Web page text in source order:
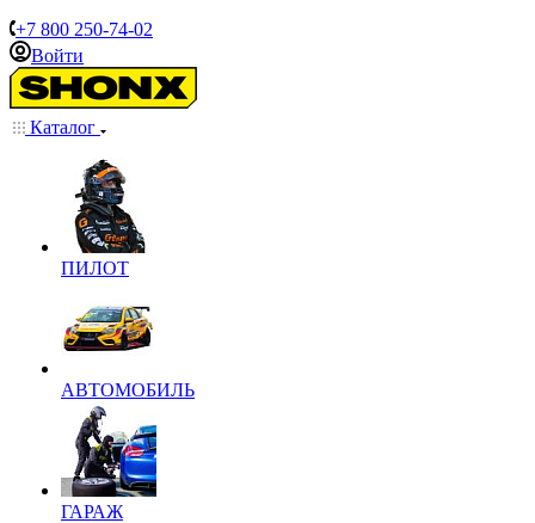
+7 800 250-74-02
Войти
Каталог
ПИЛОТ
АВТОМОБИЛЬ
ГАРАЖ